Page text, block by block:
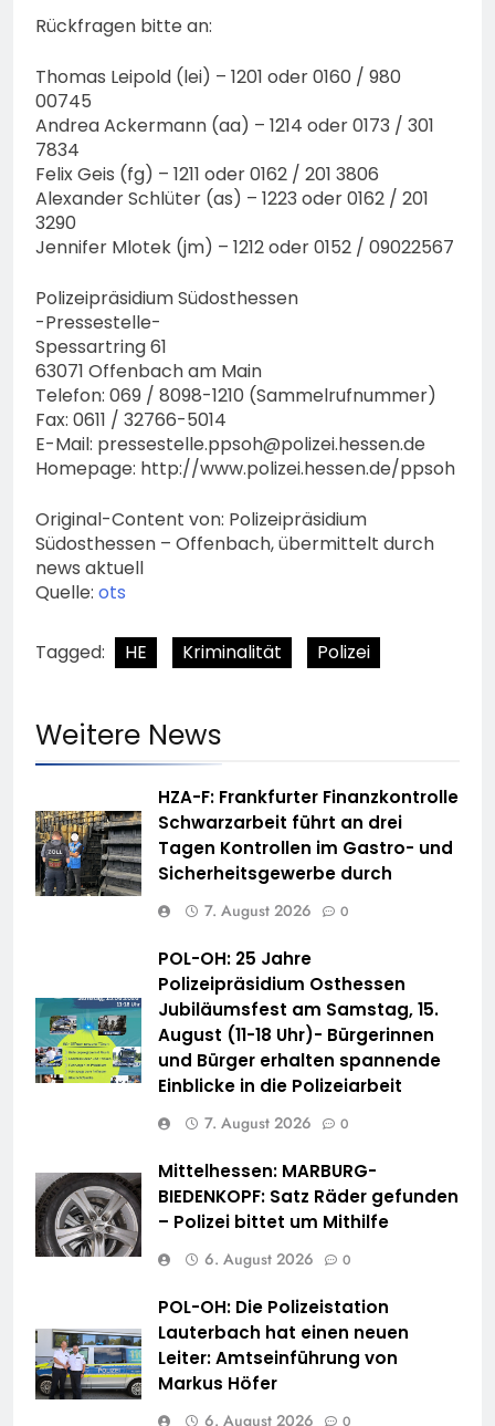
Rückfragen bitte an:
Thomas Leipold (lei) – 1201 oder 0160 / 980
00745
Andrea Ackermann (aa) – 1214 oder 0173 / 301
7834
Felix Geis (fg) – 1211 oder 0162 / 201 3806
Alexander Schlüter (as) – 1223 oder 0162 / 201
3290
Jennifer Mlotek (jm) – 1212 oder 0152 / 09022567
Polizeipräsidium Südosthessen
-Pressestelle-
Spessartring 61
63071 Offenbach am Main
Telefon: 069 / 8098-1210 (Sammelrufnummer)
Fax: 0611 / 32766-5014
E-Mail: pressestelle.ppsoh@polizei.hessen.de
Homepage: http://www.polizei.hessen.de/ppsoh
Original-Content von: Polizeipräsidium
Südosthessen – Offenbach, übermittelt durch
news aktuell
Quelle: ots
Tagged: HE Kriminalität Polizei
Weitere News
HZA-F: Frankfurter Finanzkontrolle
Schwarzarbeit führt an drei
Tagen Kontrollen im Gastro- und
Sicherheitsgewerbe durch
7. August 2026 0
POL-OH: 25 Jahre
Polizeipräsidium Osthessen
Jubiläumsfest am Samstag, 15.
August (11-18 Uhr)- Bürgerinnen
und Bürger erhalten spannende
Einblicke in die Polizeiarbeit
7. August 2026 0
Mittelhessen: MARBURG-
BIEDENKOPF: Satz Räder gefunden
– Polizei bittet um Mithilfe
6. August 2026 0
POL-OH: Die Polizeistation
Lauterbach hat einen neuen
Leiter: Amtseinführung von
Markus Höfer
6. August 2026 0